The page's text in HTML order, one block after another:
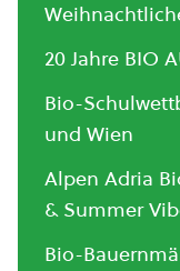
20 Jahre BIO
Bio-
und Wien
Alpen Adria
& Summer
Bio-